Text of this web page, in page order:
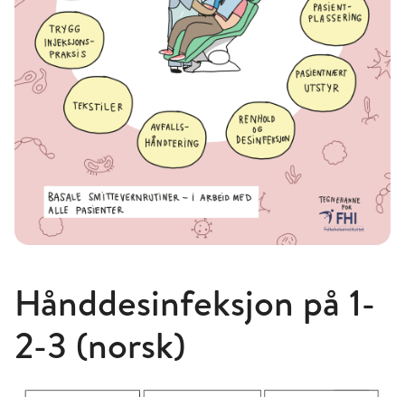
Hånddesinfeksjon på 1-
2-3 (norsk)